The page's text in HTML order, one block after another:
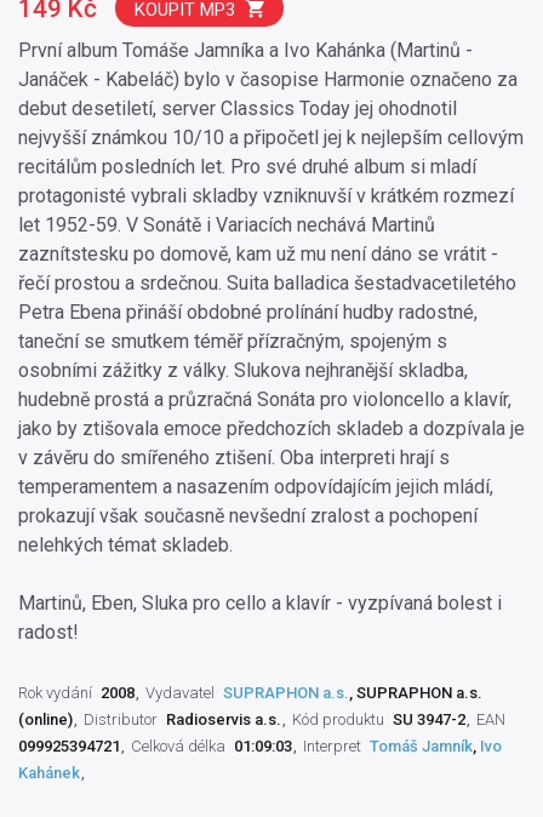
První album Tomáše Jamníka a Ivo Kahánka (Martinů -
Janáček - Kabeláč) bylo v časopise Harmonie označeno za
debut desetiletí, server Classics Today jej ohodnotil
nejvyšší známkou 10/10 a připočetl jej k nejlepším cellovým
recitálům posledních let. Pro své druhé album si mladí
protagonisté vybrali skladby vzniknuvší v krátkém rozmezí
let 1952-59. V Sonátě i Variacích nechává Martinů
zaznítstesku po domově, kam už mu není dáno se vrátit -
řečí prostou a srdečnou. Suita balladica šestadvacetiletého
Petra Ebena přináší obdobné prolínání hudby radostné,
taneční se smutkem téměř přízračným, spojeným s
osobními zážitky z války. Slukova nejhranější skladba,
hudebně prostá a průzračná Sonáta pro violoncello a klavír,
jako by ztišovala emoce předchozích skladeb a dozpívala je
v závěru do smířeného ztišení. Oba interpreti hrají s
temperamentem a nasazením odpovídajícím jejich mládí,
prokazují však současně nevšední zralost a pochopení
nelehkých témat skladeb.
Martinů, Eben, Sluka pro cello a klavír - vyzpívaná bolest i
radost!
149 Kč KOUPIT MP3
Rok vydání 2008 Vydavatel SUPRAPHON a.s., SUPRAPHON a.s.
(online)
Distributor Radioservis a.s. Kód produktu SU 3947-2
EAN
099925394721
Celková délka 01:09:03 Interpret Tomáš Jamník, Ivo
Kahánek